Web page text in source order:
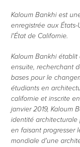
Kaloum Bankhi est
enregistrée aux États-
l'État de Californie.
Kaloum Bankhi
ensuite, recherchant
bases pour le
étudiants en
californie et inscrite
janvier 2019, Kaloum
identité architecturale
en faisant progresser
mondiale d'une